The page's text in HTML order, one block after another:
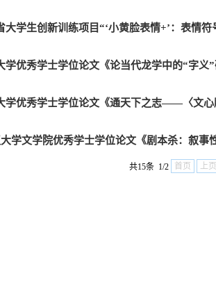
大学生创新训练项目“‘小黄脸表情+’：表情
学优秀学士学位论文《论当代龙学中的“字义”
学优秀学士学位论文《通天下之志——〈文心
学文学院优秀学士学位论文《剧本杀：叙事
共15条 1/2 首页 上页